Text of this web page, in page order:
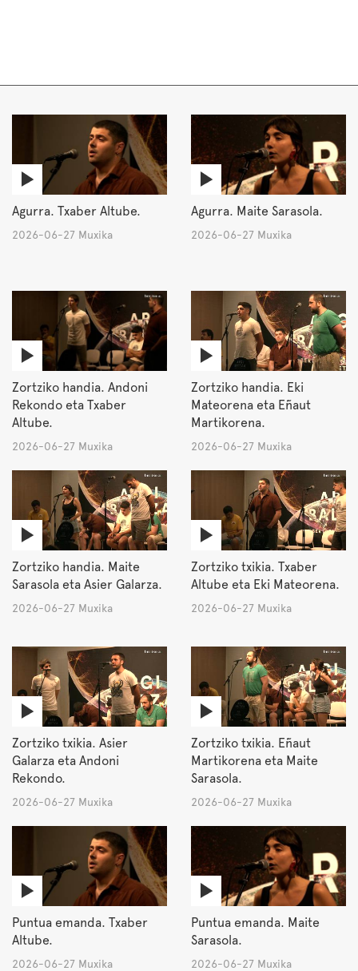
Agurra. Txaber Altube.
2026-06-27 Muxika
Agurra. Maite Sarasola.
2026-06-27 Muxika
Zortziko handia. Andoni
Rekondo eta Txaber
Altube.
2026-06-27 Muxika
Zortziko handia. Eki
Mateorena eta Eñaut
Martikorena.
2026-06-27 Muxika
Zortziko handia. Maite
Sarasola eta Asier Galarza.
2026-06-27 Muxika
Zortziko txikia. Txaber
Altube eta Eki Mateorena.
2026-06-27 Muxika
Zortziko txikia. Asier
Galarza eta Andoni
Rekondo.
2026-06-27 Muxika
Zortziko txikia. Eñaut
Martikorena eta Maite
Sarasola.
2026-06-27 Muxika
Puntua emanda. Txaber
Altube.
2026-06-27 Muxika
Puntua emanda. Maite
Sarasola.
2026-06-27 Muxika